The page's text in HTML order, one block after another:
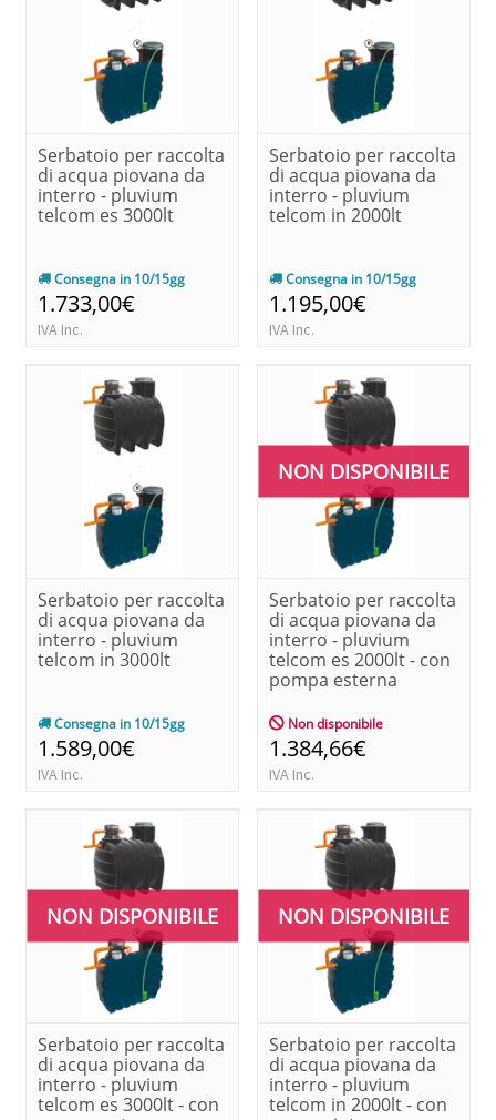
Serbatoio per raccolta
di acqua piovana da
interro - pluvium
telcom es 3000lt
Consegna in 10/15gg
1.733,00€
IVA Inc.
Serbatoio per raccolta
di acqua piovana da
interro - pluvium
telcom in 2000lt
Consegna in 10/15gg
1.195,00€
IVA Inc.
Serbatoio per raccolta
di acqua piovana da
interro - pluvium
telcom in 3000lt
Consegna in 10/15gg
1.589,00€
IVA Inc.
NON DISPONIBILE
Serbatoio per raccolta
di acqua piovana da
interro - pluvium
telcom es 2000lt - con
pompa esterna
Non disponibile
1.384,66€
IVA Inc.
NON DISPONIBILE
Serbatoio per raccolta
di acqua piovana da
interro - pluvium
telcom es 3000lt - con
NON DISPONIBILE
Serbatoio per raccolta
di acqua piovana da
interro - pluvium
telcom in 2000lt - con